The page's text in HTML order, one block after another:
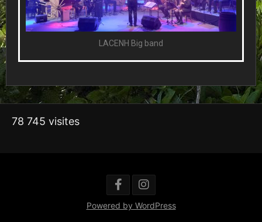
LACENH Big band
78 745 visites
Powered by WordPress